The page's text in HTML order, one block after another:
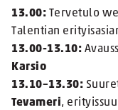
13.00: Tervetulo
Talentian
13.00-13.10:
Karsio
13.10–13.30:
Tevameri,